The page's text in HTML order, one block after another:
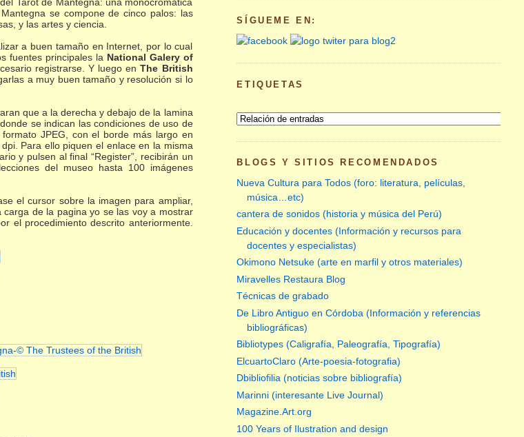
se compone de cinco palos: las
y las artes y ciencia.
a buen tamaño en Internet, por lo cual
fuentes principales la National Galery of
registrarse. Y luego enThe British
a muy buen tamaño y resolución si lo
que a la derecha y debajo de la lamina
se indican las condiciones de uso de
JPEG, con el borde más largo en
Para ello piquen el enlace en la misma
y pulsen al final “Register”, recibirán un
del museo hasta 100 imágenes
el cursor sobre la imagen para ampliar,
de la pagina yo se las voy a mostrar
el procedimiento descrito anteriormente.
SÍGUEME EN:
ETIQUETAS
BLOGS Y SITIOS RECOMENDADOS
Nueva Cultura para Todos (foro: literatura, películas,
música…etc)
cantera de sonidos (historia y música del Perú)
Educación y docentes (Información y recursos para
docentes y especialistas)
Okimono Netsuke (arte en marfil y otros materiales)
Miravelles Restaura Blog
Técnicas de grabado
De Libro Antiguo en Córdoba (Información y referencias
bibliográficas)
Bibliotypes (Caligrafía, Paleografía, Tipografía)
ElcuartoClaro (Arte-poesia-fotografia)
Dbibliofilia (noticias sobre bibliografía)
Marinni (interesante Live Journal)
Magazine.Art.org
100 Years of Ilustration and design